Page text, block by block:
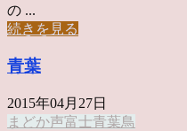
の ...
続きを見る
青葉
2015年04月27日
まどか声富士青葉鳥